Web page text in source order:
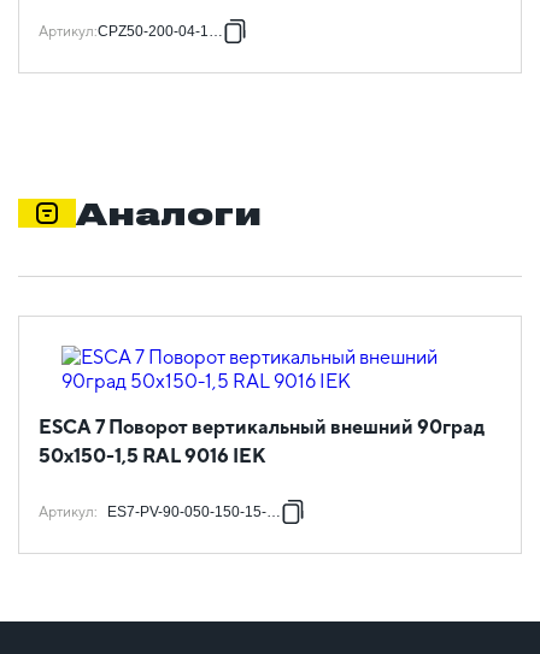
Артикул:CPZ50-200-04-1-06
Аналоги
ESCA 7 Поворот вертикальный внешний 90град
50х150-1,5 RAL 9016 IEK
Артикул: ES7-PV-90-050-150-15-RGA